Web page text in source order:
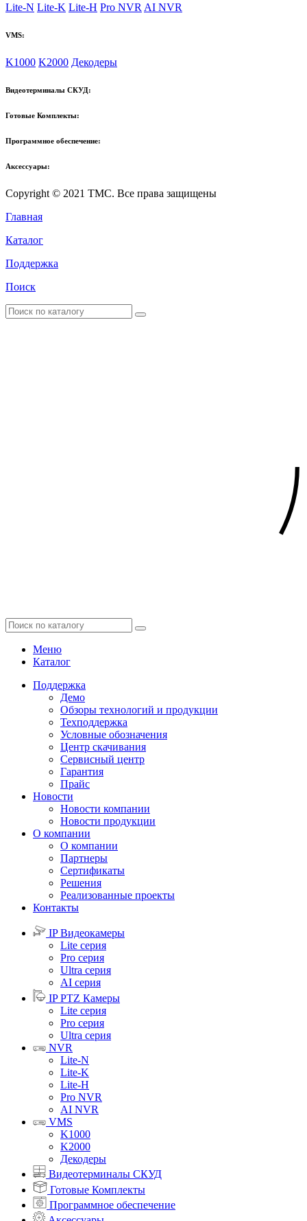
Lite-N Lite-K Lite-H Pro NVR AI NVR
VMS:
K1000 K2000 Декодеры
Видеотерминалы СКУД:
Готовые Комплекты:
Программное обеспечение:
Аксессуары:
Copyright © 2021 TMC. Все права защищены
Главная
Каталог
Поддержка
Поиск
Меню
Каталог
Поддержка
Демо
Обзоры технологий и продукции
Техподдержка
Условные обозначения
Центр скачивания
Сервисный центр
Гарантия
Прайс
Новости
Новости компании
Новости продукции
О компании
О компании
Партнеры
Сертификаты
Решения
Реализованные проекты
Контакты
IP Видеокамеры
Lite серия
Pro серия
Ultra серия
AI серия
IP PTZ Камеры
Lite серия
Pro серия
Ultra серия
NVR
Lite-N
Lite-K
Lite-H
Pro NVR
AI NVR
VMS
K1000
K2000
Декодеры
Видеотерминалы СКУД
Готовые Комплекты
Программное обеспечение